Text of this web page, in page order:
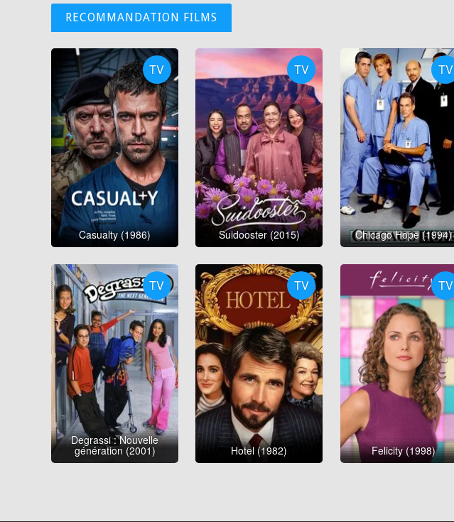
RECOMMANDATION FILMS
TV
Casualty (1986)
TV
Suidooster (2015)
TV
Chicago Hope (1994)
TV
Degrassi : Nouvelle
génération (2001)
TV
Hotel (1982)
TV
Felicity (1998)